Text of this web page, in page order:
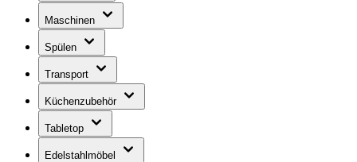
Maschinen
Spülen
Transport
Küchenzubehör
Tabletop
Edelstahlmöbel